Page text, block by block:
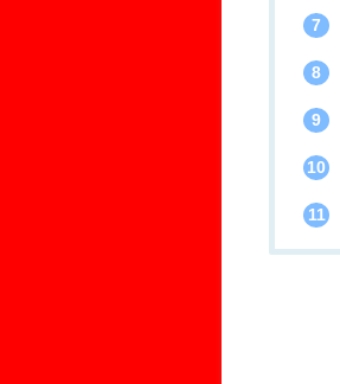
7
8
9
10
11